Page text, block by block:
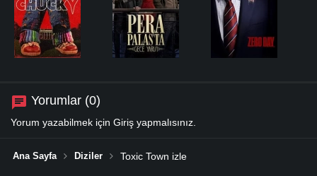
Yorumlar (0)
Yorum yazabilmek için Giriş yapmalısınız.
Ana Sayfa Diziler Toxic Town izle